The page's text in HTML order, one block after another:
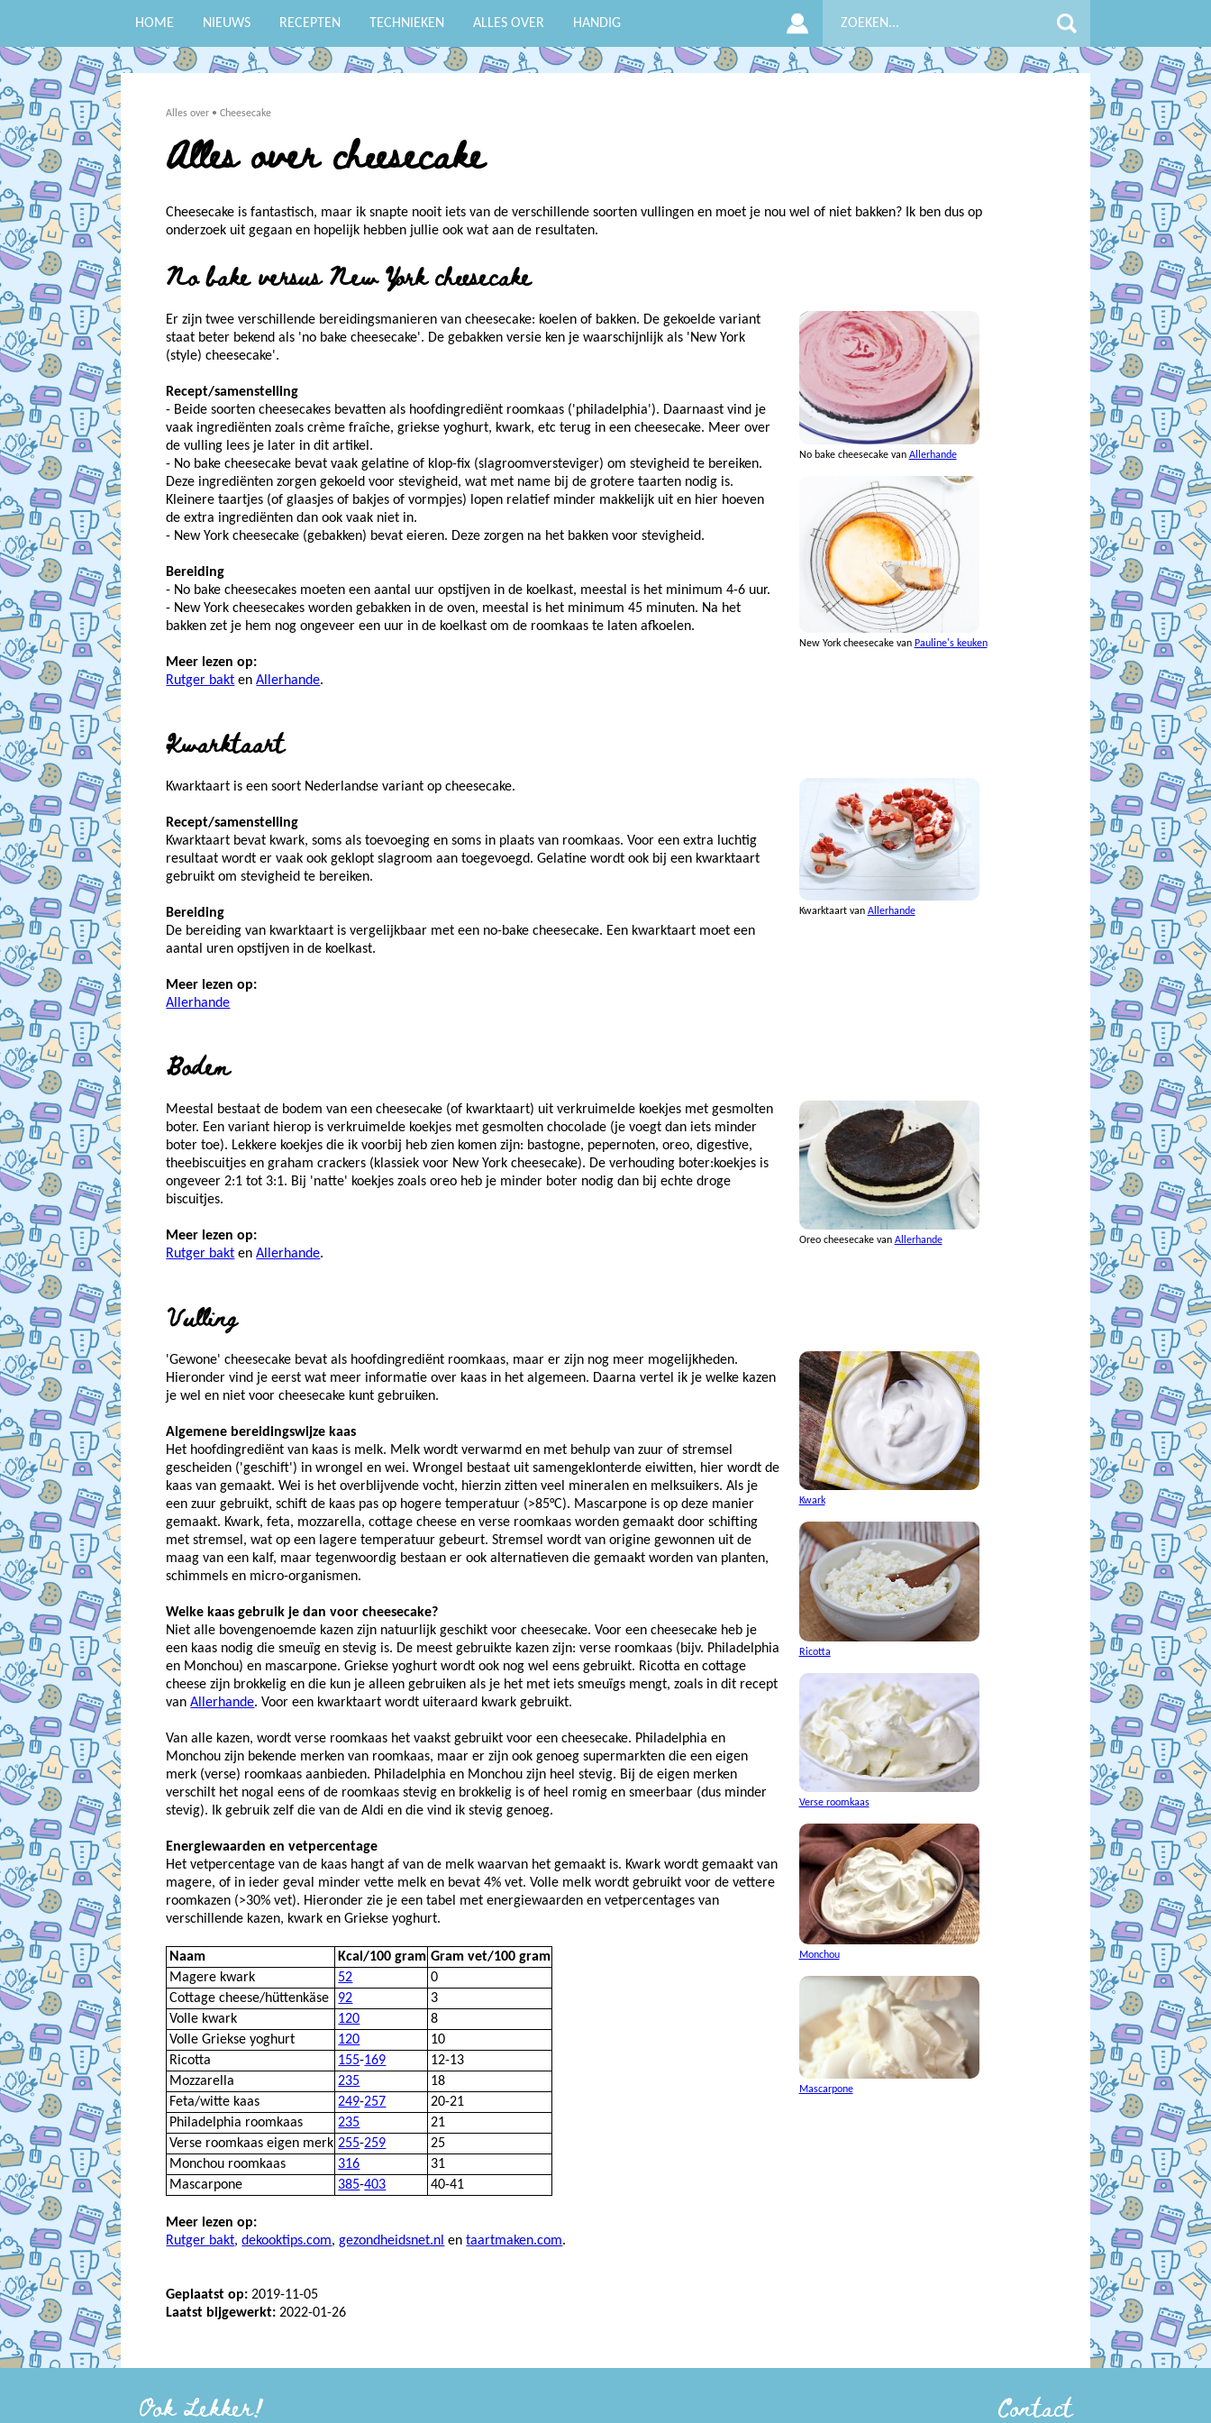
HOME NIEUWS RECEPTEN TECHNIEKEN ALLES OVER HANDIG
Alles over •Cheesecake
Alles over cheesecake
Cheesecake is fantastisch, maar ik snapte nooit iets van de verschillende soorten vullingen en moet je nou wel of niet bakken? Ik ben dus op
onderzoek uit gegaan en hopelijk hebben jullie ook wat aan de resultaten.
No bake versus New York cheesecake
Er zijn twee verschillende bereidingsmanieren van cheesecake: koelen of bakken. De gekoelde variant
staat beter bekend als 'no bake cheesecake'. De gebakken versie ken je waarschijnlijk als 'New York
(style) cheesecake'.
Recept/samenstelling
- Beide soorten cheesecakes bevatten als hoofdingrediënt roomkaas ('philadelphia'). Daarnaast vind je
vaak ingrediënten zoals crème fraîche, griekse yoghurt, kwark, etc terug in een cheesecake. Meer over
de vulling lees je later in dit artikel.
- No bake cheesecake bevat vaak gelatine of klop-fix (slagroomversteviger) om stevigheid te bereiken.
Deze ingrediënten zorgen gekoeld voor stevigheid, wat met name bij de grotere taarten nodig is.
Kleinere taartjes (of glaasjes of bakjes of vormpjes) lopen relatief minder makkelijk uit en hier hoeven
de extra ingrediënten dan ook vaak niet in.
- New York cheesecake (gebakken) bevat eieren. Deze zorgen na het bakken voor stevigheid.
Bereiding
- No bake cheesecakes moeten een aantal uur opstijven in de koelkast, meestal is het minimum 4-6 uur.
- New York cheesecakes worden gebakken in de oven, meestal is het minimum 45 minuten. Na het
bakken zet je hem nog ongeveer een uur in de koelkast om de roomkaas te laten afkoelen.
Meer lezen op:
Rutger bakt enAllerhande.
No bake cheesecake van Allerhande
New York cheesecake van Pauline's keuken
Kwarktaart
Kwarktaart is een soort Nederlandse variant op cheesecake.
Recept/samenstelling
Kwarktaart bevat kwark, soms als toevoeging en soms in plaats van roomkaas. Voor een extra luchtig
resultaat wordt er vaak ook geklopt slagroom aan toegevoegd. Gelatine wordt ook bij een kwarktaart
gebruikt om stevigheid te bereiken.
Bereiding
De bereiding van kwarktaart is vergelijkbaar met een no-bake cheesecake. Een kwarktaart moet een
aantal uren opstijven in de koelkast.
Meer lezen op:
Allerhande
Kwarktaart van Allerhande
Bodem
Meestal bestaat de bodem van een cheesecake (of kwarktaart) uit verkruimelde koekjes met gesmolten
boter. Een variant hierop is verkruimelde koekjes met gesmolten chocolade (je voegt dan iets minder
boter toe). Lekkere koekjes die ik voorbij heb zien komen zijn: bastogne, pepernoten, oreo, digestive,
theebiscuitjes en graham crackers (klassiek voor New York cheesecake). De verhouding boter:koekjes is
ongeveer 2:1 tot 3:1. Bij 'natte' koekjes zoals oreo heb je minder boter nodig dan bij echte droge
biscuitjes.
Meer lezen op:
Rutger bakt enAllerhande.
Oreo cheesecake van Allerhande
Vulling
'Gewone' cheesecake bevat als hoofdingrediënt roomkaas, maar er zijn nog meer mogelijkheden.
Hieronder vind je eerst wat meer informatie over kaas in het algemeen. Daarna vertel ik je welke kazen
je wel en niet voor cheesecake kunt gebruiken.
Algemene bereidingswijze kaas
Het hoofdingrediënt van kaas is melk. Melk wordt verwarmd en met behulp van zuur of stremsel
gescheiden ('geschift') in wrongel en wei. Wrongel bestaat uit samengeklonterde eiwitten, hier wordt de
kaas van gemaakt. Wei is het overblijvende vocht, hierzin zitten veel mineralen en melksuikers. Als je
een zuur gebruikt, schift de kaas pas op hogere temperatuur (>85°C). Mascarpone is op deze manier
gemaakt. Kwark, feta, mozzarella, cottage cheese en verse roomkaas worden gemaakt door schifting
met stremsel, wat op een lagere temperatuur gebeurt. Stremsel wordt van origine gewonnen uit de
maag van een kalf, maar tegenwoordig bestaan er ook alternatieven die gemaakt worden van planten,
schimmels en micro-organismen.
Welke kaas gebruik je dan voor cheesecake?
Niet alle bovengenoemde kazen zijn natuurlijk geschikt voor cheesecake. Voor een cheesecake heb je
een kaas nodig die smeuïg en stevig is. De meest gebruikte kazen zijn: verse roomkaas (bijv. Philadelphia
en Monchou) en mascarpone. Griekse yoghurt wordt ook nog wel eens gebruikt. Ricotta en cottage
cheese zijn brokkelig en die kun je alleen gebruiken als je het met iets smeuïgs mengt, zoals in dit recept
vanAllerhande. Voor een kwarktaart wordt uiteraard kwark gebruikt.
Van alle kazen, wordt verse roomkaas het vaakst gebruikt voor een cheesecake. Philadelphia en
Monchou zijn bekende merken van roomkaas, maar er zijn ook genoeg supermarkten die een eigen
merk (verse) roomkaas aanbieden. Philadelphia en Monchou zijn heel stevig. Bij de eigen merken
verschilt het nogal eens of de roomkaas stevig en brokkelig is of heel romig en smeerbaar (dus minder
stevig). Ik gebruik zelf die van de Aldi en die vind ik stevig genoeg.
Energiewaarden en vetpercentage
Het vetpercentage van de kaas hangt af van de melk waarvan het gemaakt is. Kwark wordt gemaakt van
magere, of in ieder geval minder vette melk en bevat 4% vet. Volle melk wordt gebruikt voor de vettere
roomkazen (>30% vet). Hieronder zie je een tabel met energiewaarden en vetpercentages van
verschillende kazen, kwark en Griekse yoghurt.
Naam Kcal/100 gram Gram vet/100 gram
Magere kwark
52
0
Cottage cheese/hüttenkäse
92
3
Volle kwark
120
8
Volle Griekse yoghurt
120
10
Ricotta
155-169
12-13
Mozzarella
235
18
Feta/witte kaas
249-257
20-21
Philadelphia roomkaas
235
21
Verse roomkaas eigen merk 255-259
25
Monchou roomkaas
316
31
Mascarpone
385-403 40-41
Meer lezen op:
Rutger bakt,dekooktips.com,gezondheidsnet.nl entaartmaken.com.
Kwark
Ricotta
Verse roomkaas
Monchou
Mascarpone
Geplaatst op: 2019-11-05
Laatst bijgewerkt: 2022-01-26
Ook Lekker! Contact